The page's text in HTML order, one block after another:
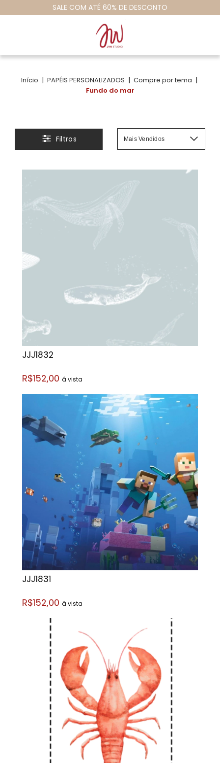
#vamosempapelaromundo
Início | PAPÉIS PERSONALIZADOS | Compre por tema |
Fundo do mar
Filtros
JJJ1832
R$152,00 á vista
JJJ1831
R$152,00 á vista